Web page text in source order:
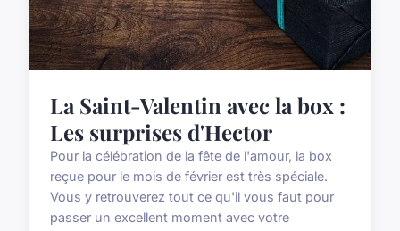
La Saint-Valentin avec la box :
Les surprises d'Hector
Pour la célébration de la fête de l'amour, la box
reçue pour le mois de février est très spéciale.
Vous y retrouverez tout ce qu'il vous faut pour
passer un excellent moment avec votre